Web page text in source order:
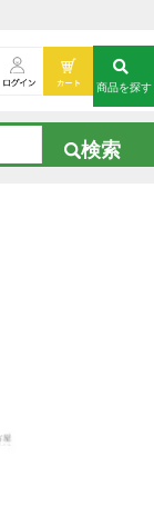
商品を探す